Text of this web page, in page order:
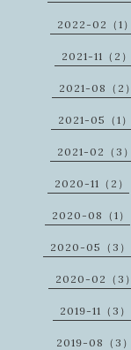
2022-02（1）
2021-11（2）
2021-08（2）
2021-05（1）
2021-02（3）
2020-11（2）
2020-08（1）
2020-05（3）
2020-02（3）
2019-11（3）
2019-08（3）